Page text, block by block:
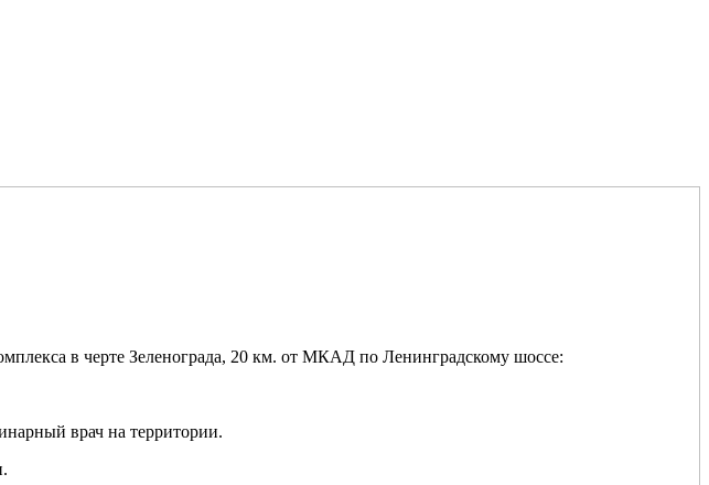
в черте Зеленограда, 20 км. от МКАД по Ленинградскому шоссе:
врач на территории.